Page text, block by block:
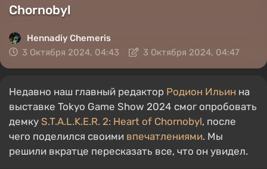
Chornobyl
Hennadiy Chemеris
3 Октября 2024, 04:43
3 Октября 2024, 04:47
Недавно наш главный редактор Родион Ильин на
выставке Tokyo Game Show 2024 смог опробовать
демку S.T.A.L.K.E.R. 2: Heart of Chornobyl, после
чего поделился своими впечатлениями. Мы
решили вкратце пересказать все, что он увидел.